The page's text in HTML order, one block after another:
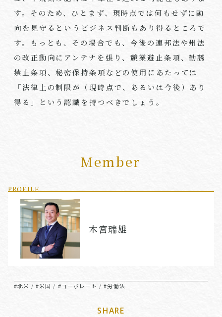
す。そのため、ひとまず、現時点では何もせずに動
向を見守るというビジネス判断もあり得るところで
す。もっとも、その場合でも、今後の連邦法や州法
の改正動向にアンテナを張り、競業避止条項、勧誘
禁止条項、秘密保持条項などの使用にあたっては
「法律上の制限が（現時点で、あるいは今後）あり
得る」という認識を持つべきでしょう。
Member
PROFILE
木宮瑞雄
#北米 /#米国 / #コーポレート /#労働法
SHARE